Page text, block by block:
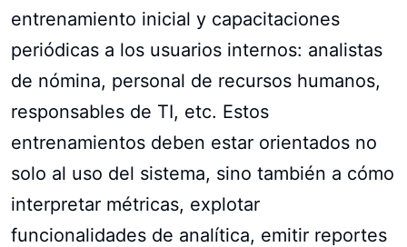
entrenamiento inicial y capacitaciones
periódicas a los usuarios internos: analistas
de nómina, personal de recursos humanos,
responsables de TI, etc. Estos
entrenamientos deben estar orientados no
solo al uso del sistema, sino también a cómo
interpretar métricas, explotar
funcionalidades de analítica, emitir reportes